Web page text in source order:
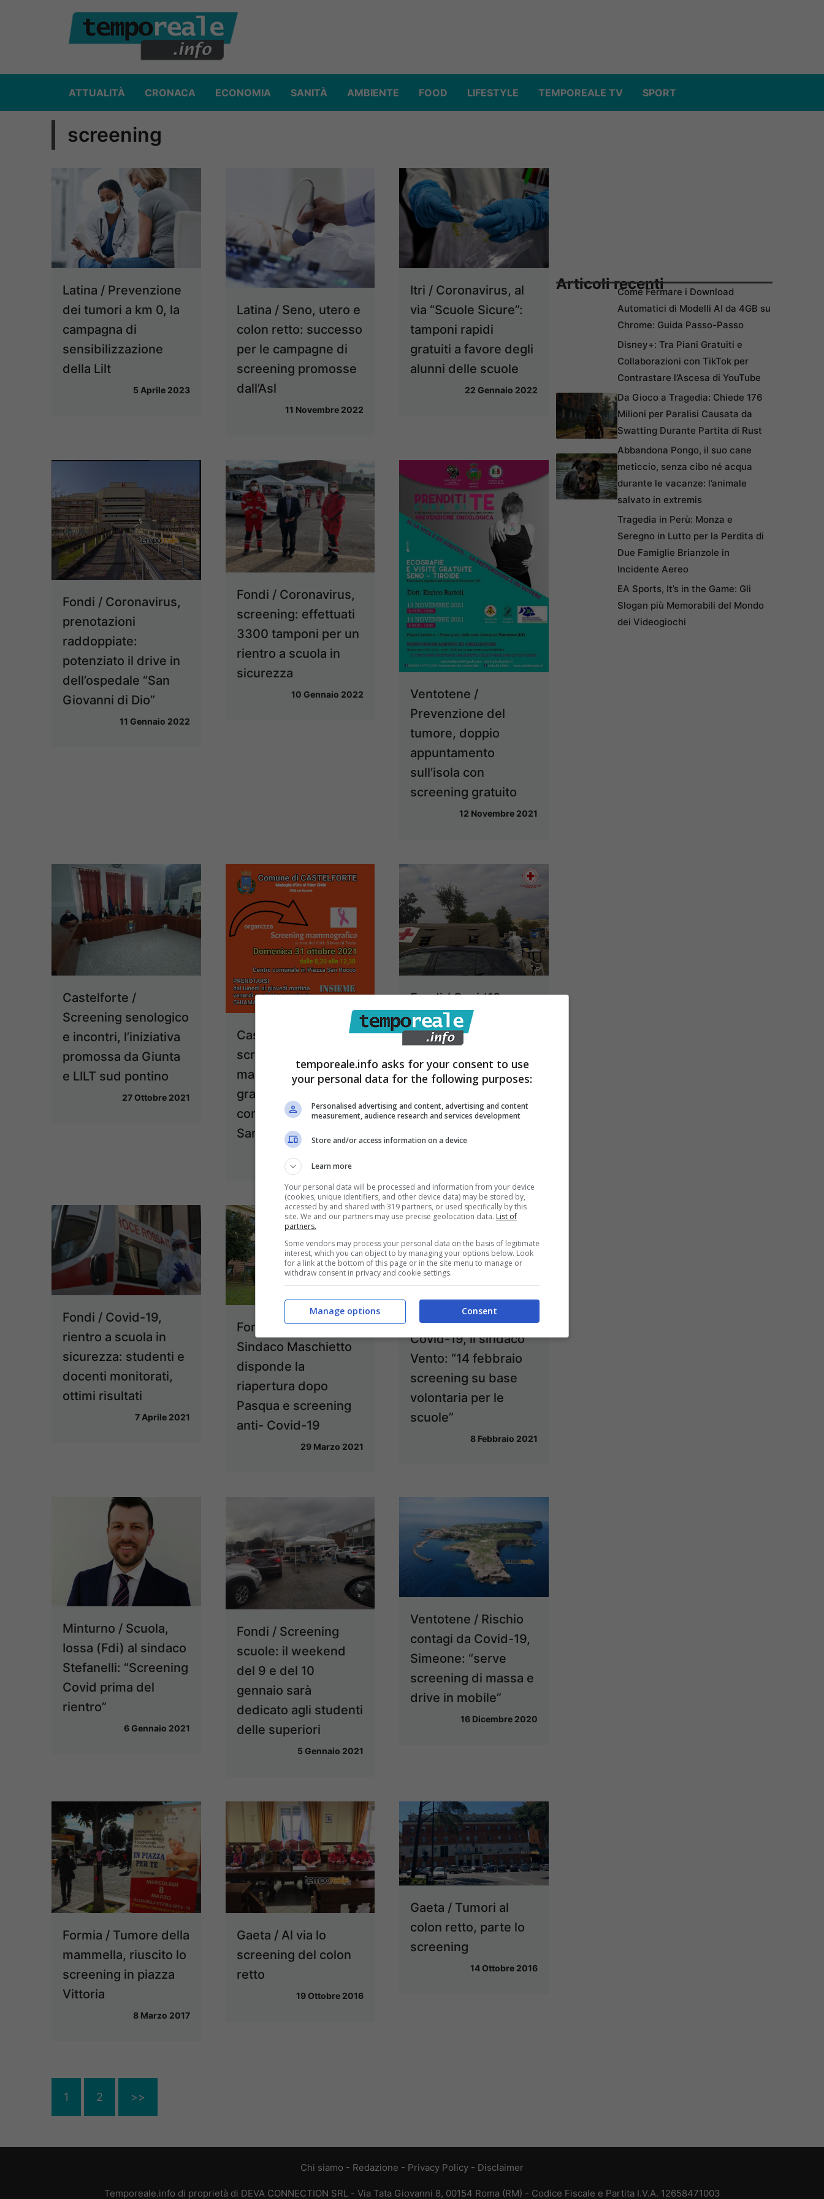
ATTUALITÀ CRONACA ECONOMIA SANITÀ AMBIENTE FOOD LIFESTYLE TEMPOREALE TV SPORT
screening
Latina / Prevenzione
dei tumori a km 0, la
campagna di
sensibilizzazione
della Lilt
5 Aprile 2023
Latina / Seno, utero e
colon retto: successo
per le campagne di
screening promosse
dall’Asl
11 Novembre 2022
Itri / Coronavirus, al
via “Scuole Sicure”:
tamponi rapidi
gratuiti a favore degli
alunni delle scuole
22 Gennaio 2022
Fondi / Coronavirus,
prenotazioni
raddoppiate:
potenziato il drive in
dell’ospedale “San
Giovanni di Dio”
11 Gennaio 2022
Fondi / Coronavirus,
screening: effettuati
3300 tamponi per un
rientro a scuola in
sicurezza
10 Gennaio 2022
Ventotene /
Prevenzione del
tumore, doppio
appuntamento
sull’isola con
screening gratuito
12 Novembre 2021
Castelforte /
Screening senologico
e incontri, l’iniziativa
promossa da Giunta
e LILT sud pontino
27 Ottobre 2021
Castelforte / Tumore,
screening
mammografico
gratuito al centro
comunale di piazza
San Rocco
Fondi / Covid19,
contrasto e
prevenzione:
prosegue lo
screening delle
città
Fondi / Covid-19,
rientro a scuola in
sicurezza: studenti e
docenti monitorati,
ottimi risultati
7 Aprile 2021
Fondi / Scuola: il
Sindaco Maschietto
disponde la
riapertura dopo
Pasqua e screening
anti- Covid-19
29 Marzo 2021
Spigno / Contagi da
Covid-19, il sindaco
Vento: “14 febbraio
screening su base
volontaria per le
scuole”
8 Febbraio 2021
Minturno / Scuola,
Iossa (Fdi) al sindaco
Stefanelli: “Screening
Covid prima del
rientro”
6 Gennaio 2021
Fondi / Screening
scuole: il weekend
del 9 e del 10
gennaio sarà
dedicato agli studenti
delle superiori
5 Gennaio 2021
Ventotene / Rischio
contagi da Covid-19,
Simeone: “serve
screening di massa e
drive in mobile”
16 Dicembre 2020
Formia / Tumore della
mammella, riuscito lo
screening in piazza
Vittoria
8 Marzo 2017
Gaeta / Al via lo
screening del colon
retto
19 Ottobre 2016
Gaeta / Tumori al
colon retto, parte lo
screening
14 Ottobre 2016
1 2 >>
Articoli recentiCome Fermare i Download
Automatici di Modelli AI da 4GB su
Chrome: Guida Passo-Passo
Disney+: Tra Piani Gratuiti e
Collaborazioni con TikTok per
Contrastare l’Ascesa di YouTube
Da Gioco a Tragedia: Chiede 176
Milioni per Paralisi Causata da
Swatting Durante Partita di Rust
Abbandona Pongo, il suo cane
meticcio, senza cibo né acqua
durante le vacanze: l’animale
salvato in extremis
Tragedia in Perù: Monza e
Seregno in Lutto per la Perdita di
Due Famiglie Brianzole in
Incidente Aereo
EA Sports, It’s in the Game: Gli
Slogan più Memorabili del Mondo
dei Videogiochi
Chi siamo - Redazione - Privacy Policy - Disclaimer
Temporeale.info di proprietà di DEVA CONNECTION SRL - Via Tata Giovanni 8, 00154 Roma (RM) - Codice Fiscale e Partita I.V.A. 12658471003
temporeale.info asks for your consent to use
your personal data for the following purposes:
Personalised advertising and content, advertising and content
measurement, audience research and services development
Store and/or access information on a device
Learn more
Your personal data will be processed and information from your device
(cookies, unique identifiers, and other device data) may be stored by,
accessed by and shared with 319 partners, or used specifically by this
site. We and our partners may use precise geolocation data. List of
partners.
Some vendors may process your personal data on the basis of legitimate
interest, which you can object to by managing your options below. Look
for a link at the bottom of this page or in the site menu to manage or
withdraw consent in privacy and cookie settings.
Consent
Manage options